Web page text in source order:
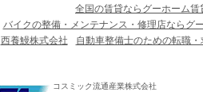
全国の賃貸ならグーホーム賃
バイクの整備・メンテナンス・修理店ならグ
西養鰻株式会社
自動車整備士のための転職
コスミック流通産業株式会社